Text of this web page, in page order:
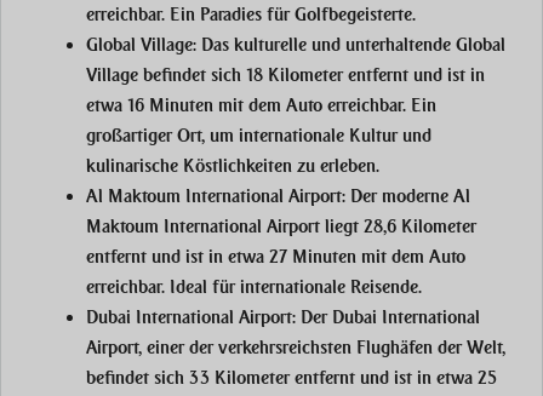
erreichbar. Ein Paradies für Golfbegeisterte.
Global Village: Das kulturelle und unterhaltende Global
Village befindet sich 18 Kilometer entfernt und ist in
etwa 16 Minuten mit dem Auto erreichbar. Ein
großartiger Ort, um internationale Kultur und
kulinarische Köstlichkeiten zu erleben.
Al Maktoum International Airport: Der moderne Al
Maktoum International Airport liegt 28,6 Kilometer
entfernt und ist in etwa 27 Minuten mit dem Auto
erreichbar. Ideal für internationale Reisende.
Dubai International Airport: Der Dubai International
Airport, einer der verkehrsreichsten Flughäfen der Welt,
befindet sich 33 Kilometer entfernt und ist in etwa 25